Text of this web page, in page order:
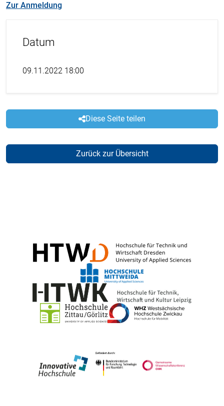
Zur Anmeldung
Datum
09.11.2022 18:00
Diese Seite teilen
Zurück zur Übersicht